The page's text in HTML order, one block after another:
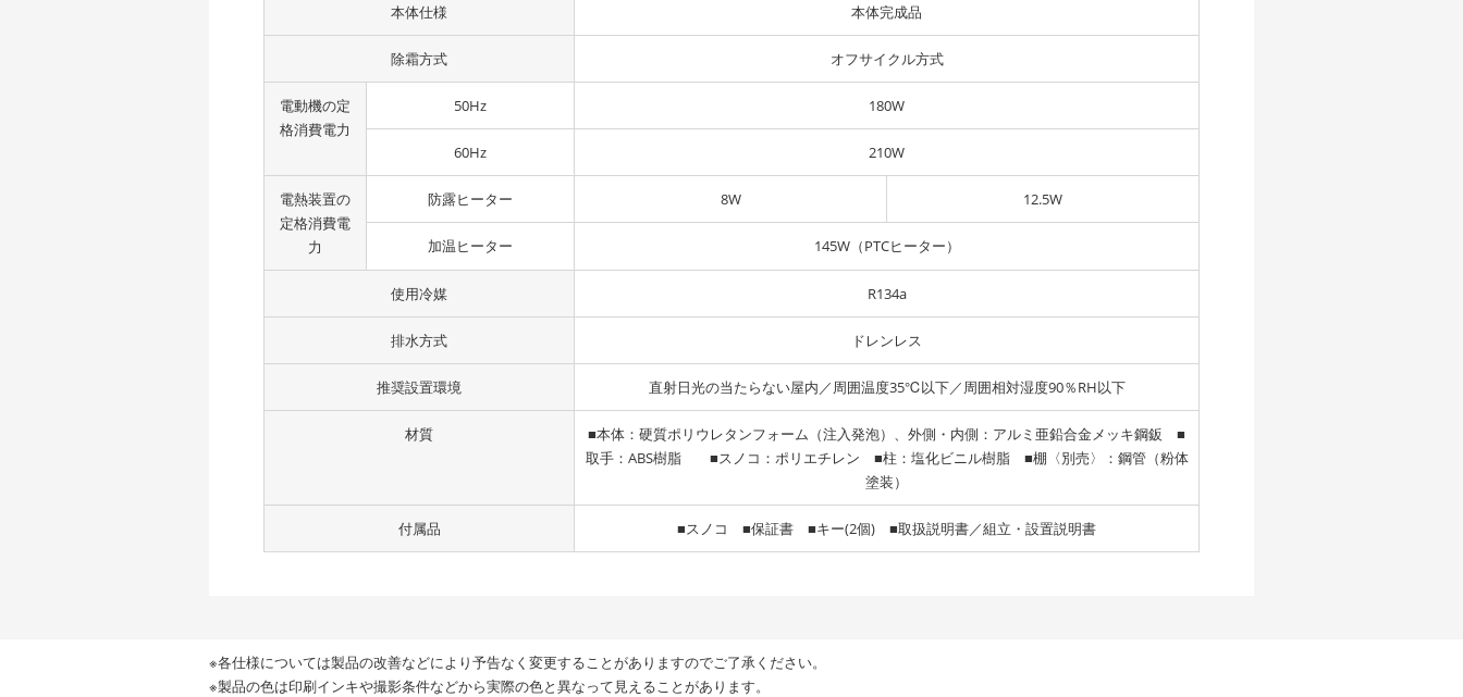
本体仕様 本体完成品
除霜方式 オフサイクル方式
電動機の定
格消費電力
50Hz 180W
60Hz 210W
電熱装置の
定格消費電
力
防露ヒーター 8W 12.5W
加温ヒーター 145W（PTCヒーター）
使用冷媒 R134a
排水方式 ドレンレス
推奨設置環境 直射日光の当たらない屋内／周囲温度35℃以下／周囲相対湿度90％RH以下
材質
■本体：硬質ポリウレタンフォーム（注入発泡）、外側・内側：アルミ亜鉛合金メッキ鋼鈑 ■
取手：ABS樹脂 ■スノコ：ポリエチレン ■柱：塩化ビニル樹脂 ■棚〈別売〉：鋼管（粉体
塗装）
付属品 ■スノコ ■保証書 ■キー(2個) ■取扱説明書／組立・設置説明書
※各仕様については製品の改善などにより予告なく変更することがありますのでご了承ください。
※製品の色は印刷インキや撮影条件などから実際の色と異なって見えることがあります。